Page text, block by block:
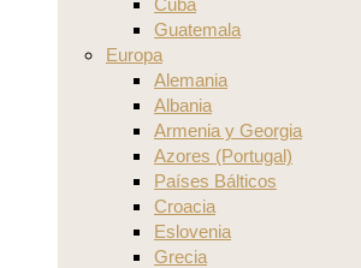
Cuba
Guatemala
Europa
Alemania
Albania
Armenia y Georgia
Azores (Portugal)
Países Bálticos
Croacia
Eslovenia
Grecia